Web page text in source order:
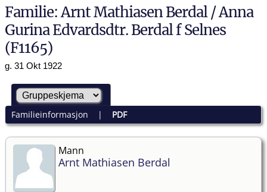
Familie: Arnt Mathiasen Berdal / Anna
Gurina Edvardsdtr. Berdal f Selnes
(F1165)
g. 31 Okt 1922
Familieinformasjon | PDF
Mann
Arnt Mathiasen Berdal